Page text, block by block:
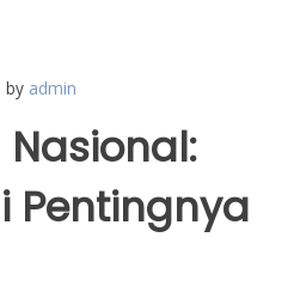
by admin
Pentingnya